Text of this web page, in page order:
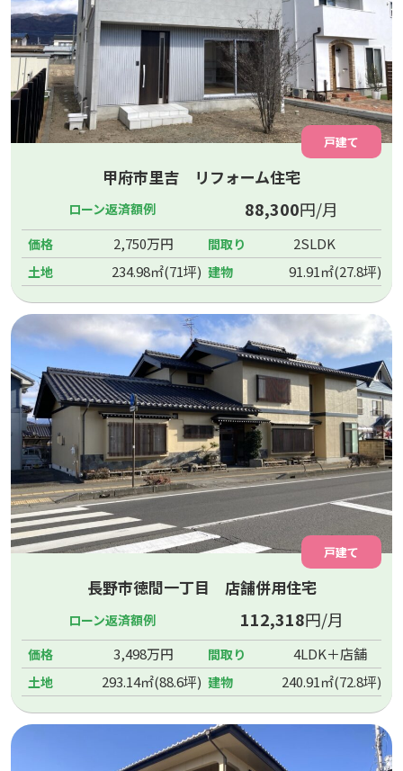
戸建て
甲府市里吉 リフォーム住宅
ローン返済額例 88,300円/月
価格 2,750万円 間取り 2SLDK
土地 234.98㎡(71坪) 建物 91.91㎡(27.8坪)
戸建て
長野市徳間一丁目 店舗併用住宅
ローン返済額例 112,318円/月
価格 3,498万円 間取り 4LDK＋店舗
土地 293.14㎡(88.6坪) 建物 240.91㎡(72.8坪)